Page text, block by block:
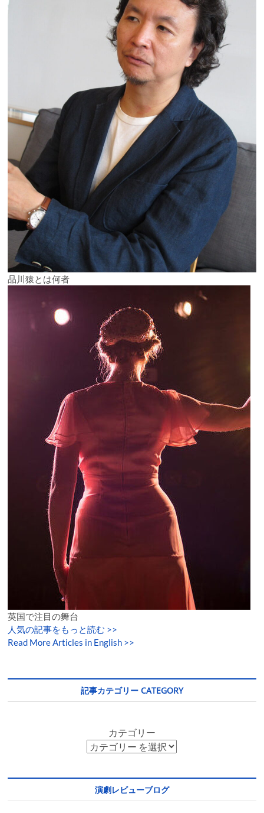
品川猿とは何者
英国で注目の舞台
人気の記事をもっと読む >>
Read More Articles in English >>
記事カテゴリー CATEGORY
カテゴリー
演劇レビューブログ